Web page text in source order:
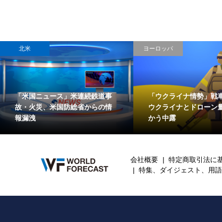
北米
「米国ニュース」米連続鉄道事
故・火災、米国防総省からの情
報漏洩
ヨーロッパ
「ウクライナ情勢」戦
ウクライナとドローン
かう中露
会社概要 特定商取引法に
特集、ダイジェスト、用